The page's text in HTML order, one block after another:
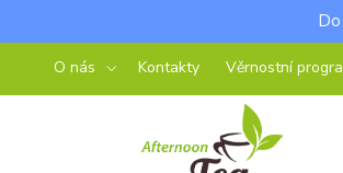
O nás Kontakty Věrnostní